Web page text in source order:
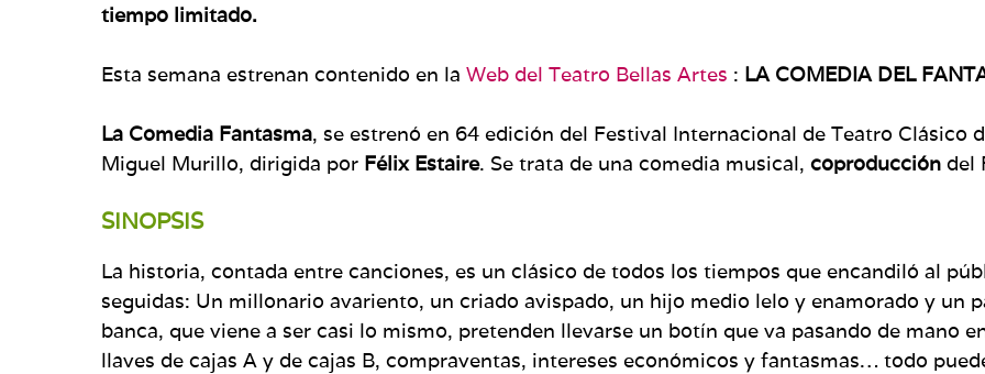
tiempo limitado.
Esta semana estrenan contenido en la Web del Teatro Bellas Artes : LA COMEDIA DEL
La Comedia Fantasma, se estrenó en 64 edición del Festival Internacional de Teatro Clásico
Miguel Murillo, dirigida por Félix Estaire. Se trata de una comedia musical, coproducción del
SINOPSIS
La historia, contada entre canciones, es un clásico de todos los tiempos que encandiló al
seguidas: Un millonario avariento, un criado avispado, un hijo medio lelo y enamorado y un
banca, que viene a ser casi lo mismo, pretenden llevarse un botín que va pasando de mano
llaves de cajas A y de cajas B, compraventas, intereses económicos y fantasmas… todo